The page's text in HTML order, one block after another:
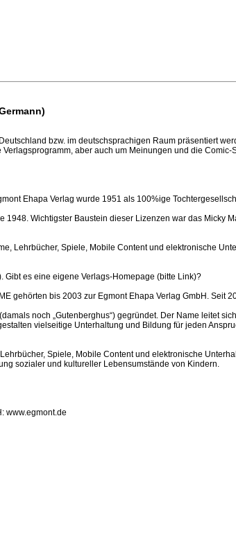
bzw. im deutschsprachigen Raum präsentiert
aber auch um Meinungen und die Comic-
Ehapa Verlag wurde 1951 als 100%ige
Wichtigster Baustein dieser Lizenzen war das Micky
Lehrbücher, Spiele, Mobile Content und elektronische
Gibt es eine eigene Verlags-Homepage (bitte Link)?
gehörten bis 2003 zur Egmont Ehapa Verlag GmbH. Seit
noch „Gutenberghus“) gegründet. Der Name leitet
vielseitige Unterhaltung und Bildung für jeden
Spiele, Mobile Content und elektronische
sozialer und kultureller Lebensumstände von Kindern.
www.egmont.de